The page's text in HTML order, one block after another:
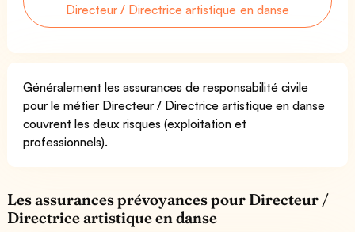
Directeur / Directrice artistique en danse
Généralement les assurances de responsabilité civile
pour le métier Directeur / Directrice artistique en danse
couvrent les deux risques (exploitation et
professionnels).
Les assurances prévoyances pour Directeur /
Directrice artistique en danse